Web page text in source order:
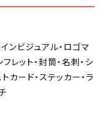
ンビジュアル・ロゴマ
レット・封筒・名刺・シ
カード・ステッカー・ラ